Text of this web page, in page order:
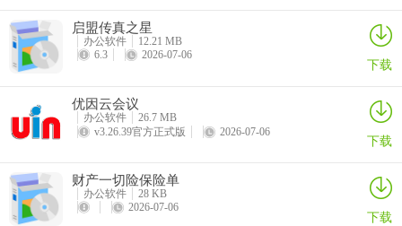
启盟传真之星
办公软件
12.21 MB
6.3
2026-07-06 下载
优因云会议
办公软件
26.7 MB
v3.26.39官方正式版
2026-07-06 下载
财产一切险保险单
办公软件
28 KB
2026-07-06
下载